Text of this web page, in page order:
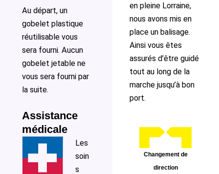
Au départ, un
gobelet plastique
réutilisable vous
sera fourni. Aucun
gobelet jetable ne
vous sera fourni par
la suite.
Assistance
médicale
Les
soin
s
en pleine Lorraine,
nous avons mis en
place un balisage.
Ainsi vous êtes
assurés d’être guidé
tout au long de la
marche jusqu’à bon
port.
Changement de
direction